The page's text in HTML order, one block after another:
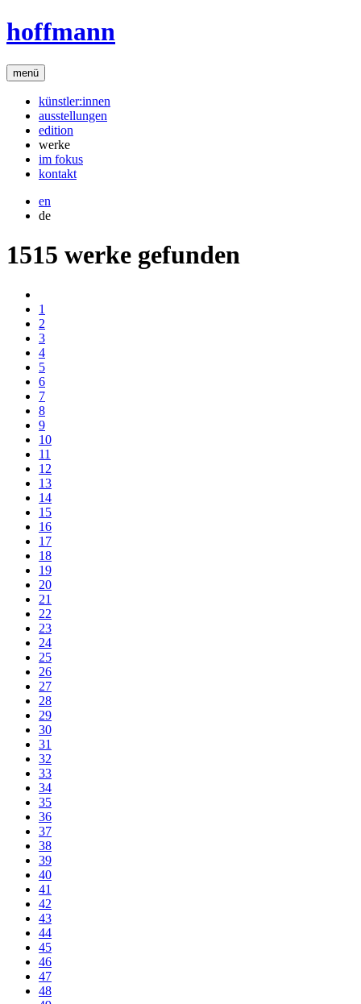
hoffmann
menü
künstler:innen
ausstellungen
edition
werke
im fokus
kontakt
en
de
1515 werke gefunden
1
2
3
4
5
6
7
8
9
10
11
12
13
14
15
16
17
18
19
20
21
22
23
24
25
26
27
28
29
30
31
32
33
34
35
36
37
38
39
40
41
42
43
44
45
46
47
48